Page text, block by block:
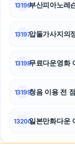
13196부산피아노레
13197압둘가사지의
13198무료다운영화
13199청음 이용 전
13200일본만화다운